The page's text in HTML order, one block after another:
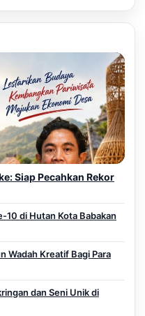
Siap Pecahkan Rekor
10 di Hutan Kota Babakan
Wadah Kreatif Bagi Para
dan Seni Unik di